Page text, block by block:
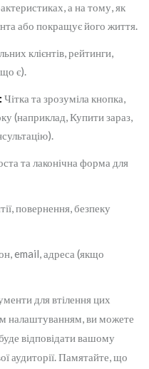
а на тому, як
або покращує його життя.
клієнтів, рейтинги,
є).
Чітка та зрозуміла кнопка,
(наприклад, Купити зараз,
та лаконічна форма для
повернення, безпеку
email, адреса (якщо
для втілення цих
налаштуванням, ви можете
відповідати вашому
аудиторії. Памятайте, що